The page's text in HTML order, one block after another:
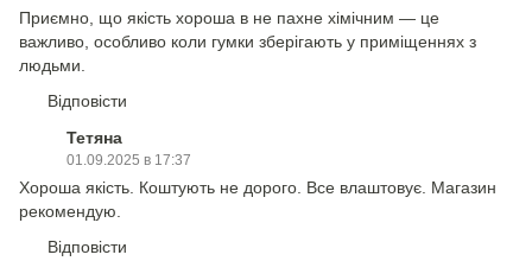
Приємно, що якість хороша в не пахне хімічним — це
важливо, особливо коли гумки зберігають у приміщеннях з
людьми.
Відповісти
Тетяна
01.09.2025 в 17:37
Хороша якість. Коштують не дорого. Все влаштовує. Магазин
рекомендую.
Відповісти